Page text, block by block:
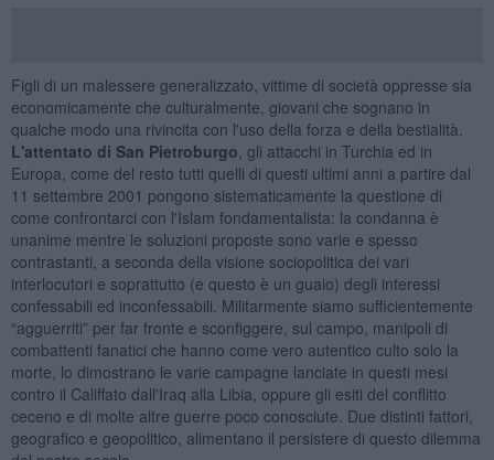
Figli di un malessere generalizzato, vittime di società oppresse sia
economicamente che culturalmente, giovani che sognano in
qualche modo una rivincita con l'uso della forza e della bestialità.
L'attentato di San Pietroburgo , gli attacchi in Turchia ed in
Europa, come del resto tutti quelli di questi ultimi anni a partire dal
11 settembre 2001 pongono sistematicamente la questione di
come confrontarci con l'Islam fondamentalista: la condanna è
unanime mentre le soluzioni proposte sono varie e spesso
contrastanti, a seconda della visione sociopolitica dei vari
interlocutori e soprattutto (e questo è un guaio) degli interessi
confessabili ed inconfessabili. Militarmente siamo sufficientemente
“agguerriti” per far fronte e sconfiggere, sul campo, manipoli di
combattenti fanatici che hanno come vero autentico culto solo la
morte, lo dimostrano le varie campagne lanciate in questi mesi
contro il Califfato dall'Iraq alla Libia, oppure gli esiti del conflitto
ceceno e di molte altre guerre poco conosciute. Due distinti fattori,
geografico e geopolitico, alimentano il persistere di questo dilemma